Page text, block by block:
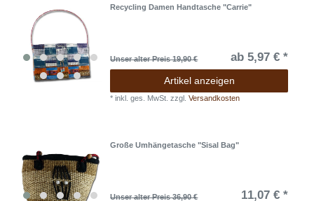
Recycling Damen Handtasche "Carrie"
Unser alter Preis 19,90 € ab 5,97 € *
Artikel anzeigen
*inkl. ges. MwSt. zzgl.Versandkosten
Große Umhängetasche "Sisal Bag"
Unser alter Preis 36,90 € 11,07 € *